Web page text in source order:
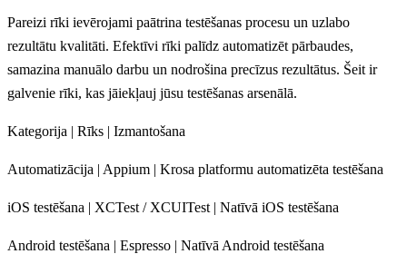
Pareizi rīki ievērojami paātrina testēšanas procesu un uzlabo
rezultātu kvalitāti. Efektīvi rīki palīdz automatizēt pārbaudes,
samazina manuālo darbu un nodrošina precīzus rezultātus. Šeit ir
galvenie rīki, kas jāiekļauj jūsu testēšanas arsenālā.
Kategorija | Rīks | Izmantošana
Automatizācija | Appium | Krosa platformu automatizēta testēšana
iOS testēšana | XCTest / XCUITest | Natīvā iOS testēšana
Android testēšana | Espresso | Natīvā Android testēšana